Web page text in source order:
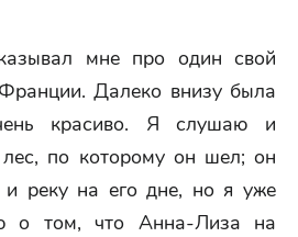
мне про один свой
Далеко внизу была
красиво. Я слушаю и
лес, по которому он шел; он
и реку на его дне, но я уже
о том, что Анна-Лиза на